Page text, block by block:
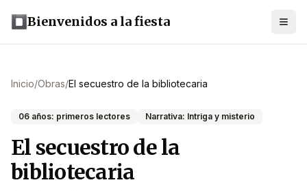
Bienvenidos a la fiesta
Inicio/Obras/El secuestro de la bibliotecaria
06 años: primeros lectores Narrativa: Intriga y misterio
El secuestro de la
bibliotecaria